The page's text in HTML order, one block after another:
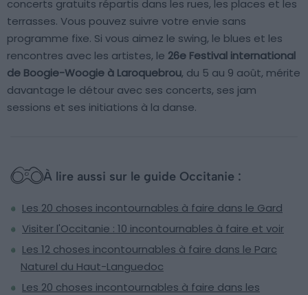
concerts gratuits répartis dans les rues, les places et les
terrasses. Vous pouvez suivre votre envie sans
programme fixe. Si vous aimez le swing, le blues et les
rencontres avec les artistes, le 26e Festival international
de Boogie-Woogie à Laroquebrou, du 5 au 9 août, mérite
davantage le détour avec ses concerts, ses jam
sessions et ses initiations à la danse.
À lire aussi sur le guide Occitanie :
Les 20 choses incontournables à faire dans le Gard
Visiter l'Occitanie : 10 incontournables à faire et voir
Les 12 choses incontournables à faire dans le Parc
Naturel du Haut-Languedoc
Les 20 choses incontournables à faire dans les